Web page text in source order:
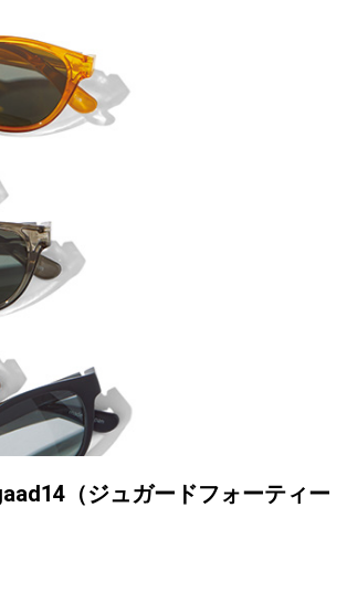
（ジュガードフォーティー